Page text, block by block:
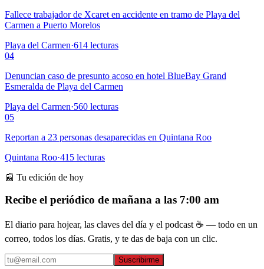
Fallece trabajador de Xcaret en accidente en tramo de Playa del
Carmen a Puerto Morelos
Playa del Carmen·614 lecturas
04
Denuncian caso de presunto acoso en hotel BlueBay Grand
Esmeralda de Playa del Carmen
Playa del Carmen·560 lecturas
05
Reportan a 23 personas desaparecidas en Quintana Roo
Quintana Roo·415 lecturas
📰 Tu edición de hoy
Recibe el periódico de mañana a las 7:00 am
El diario para hojear, las claves del día y el podcast ☕ — todo en un
correo, todos los días. Gratis, y te das de baja con un clic.
Suscribirme